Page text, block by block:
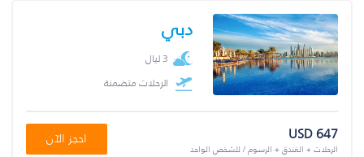
دبي
3 ليال
الرحلات متضمنة
USD 647
الرحلات + الفندق + الرسوم / للشخص الواحد
احجز الآن